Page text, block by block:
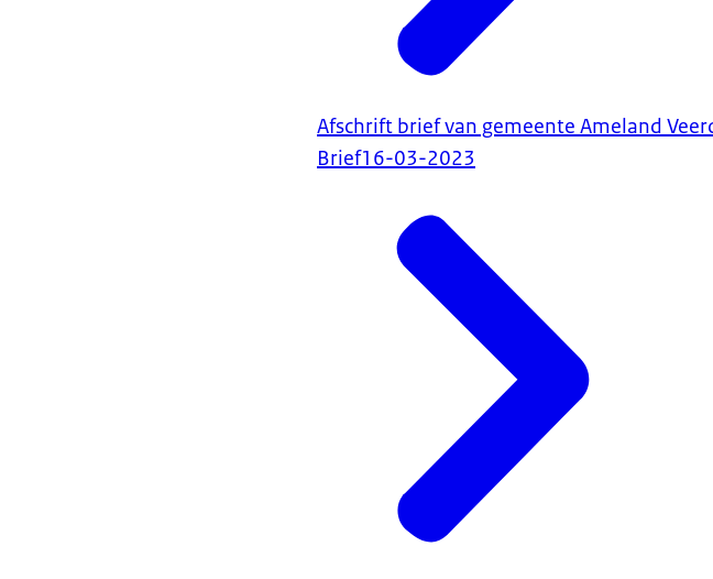
Afschrift brief van gemeente Ameland
Brief16-03-2023